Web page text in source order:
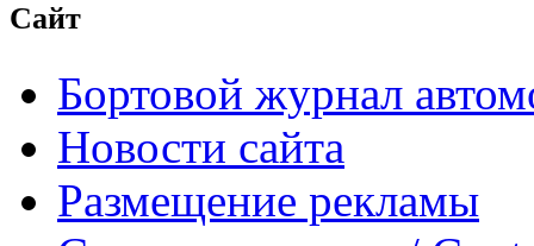
Сайт
Бортовой журнал
Новости сайта
Размещение рекламы